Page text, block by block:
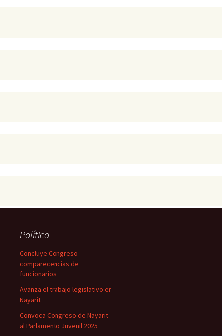
Política
Concluye Congreso
comparecencias de
funcionarios
Avanza el trabajo legislativo en
Nayarit
Convoca Congreso de Nayarit
al Parlamento Juvenil 2025